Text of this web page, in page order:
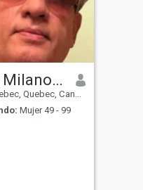
STE Milano 👾
Quebec, Canadá
Mujer 49 - 99